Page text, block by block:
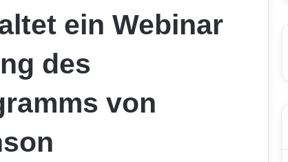
ein Webinar
des
von